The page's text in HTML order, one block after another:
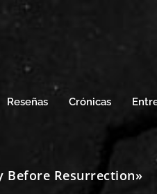
Reseñas Crónicas
Before Resurrection»